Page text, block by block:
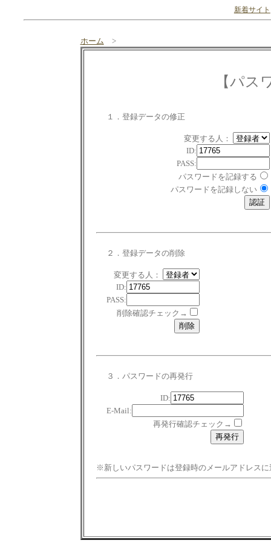
新着サイト
ホーム >
【パス
１．登録データの修正
変更する人：
ID:
PASS:
パスワードを記録する
パスワードを記録しない
２．登録データの削除
変更する人：
ID:
PASS:
削除確認チェック→
３．パスワードの再発行
ID:
E-Mail:
再発行確認チェック→
※新しいパスワードは登録時のメールアドレスに